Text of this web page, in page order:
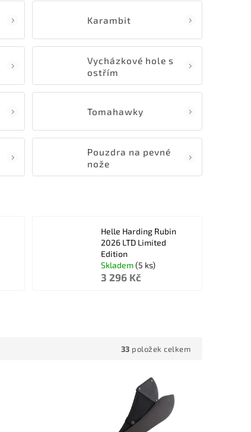
Karambit
Vycházkové hole s
ostřím
Tomahawky
Pouzdra na pevné
nože
Helle Harding Rubin
2026 LTD Limited
Edition
Skladem(5 ks)
3 296 Kč
33 položek celkem